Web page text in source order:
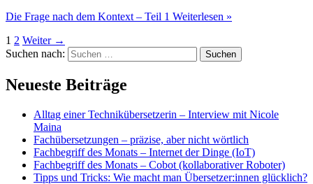
Die Frage nach dem Kontext – Teil 1 Weiterlesen »
1 2 Weiter →
Suchen nach:
Neueste Beiträge
Alltag einer Technikübersetzerin – Interview mit Nicole
Maina
Fachübersetzungen – präzise, aber nicht wörtlich
Fachbegriff des Monats – Internet der Dinge (IoT)
Fachbegriff des Monats – Cobot (kollaborativer Roboter)
Tipps und Tricks: Wie macht man Übersetzer:innen glücklich?